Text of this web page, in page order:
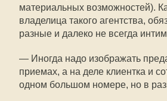
материальных возможностей).
владелица такого агентства,
разные и далеко не всегда
— Иногда надо изображать
приемах, а на деле клиентка и
одном большом номере, но в